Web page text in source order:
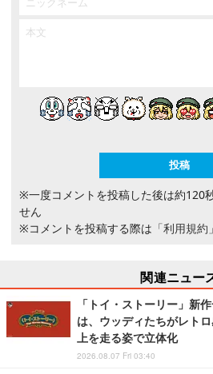
※一度コメントを投稿した後は約120
せん
※コメントを投稿する際は 「利用規約」
関連ニュー
「トイ・ストーリー」新
は、ウッディたちがレト
上を走る姿で立体化
2026.08.07 Fri 03:40